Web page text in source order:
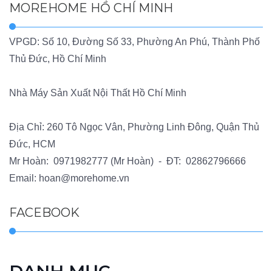
MOREHOME HỒ CHÍ MINH
VPGD: Số 10, Đường Số 33, Phường An Phú, Thành Phố
Thủ Đức, Hồ Chí Minh
Nhà Máy Sản Xuất Nội Thất Hồ Chí Minh
Địa Chỉ: 260 Tô Ngọc Vân, Phường Linh Đông, Quận Thủ
Đức, HCM
Mr Hoàn: 0971982777 (Mr Hoàn) - ĐT: 02862796666
Email: hoan@morehome.vn
FACEBOOK